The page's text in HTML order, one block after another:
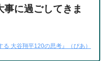
事に過ごしてきま
る 大谷翔平120の思考』（ぴあ）